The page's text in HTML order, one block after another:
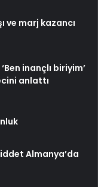
ve marj kazancı
inançlı biriyim’
anlattı
Almanya’da